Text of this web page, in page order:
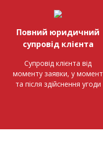
Повний юридичний
супровід клієнта
Супровід клієнта від
моменту заявки, у момент
та після здійснення угоди